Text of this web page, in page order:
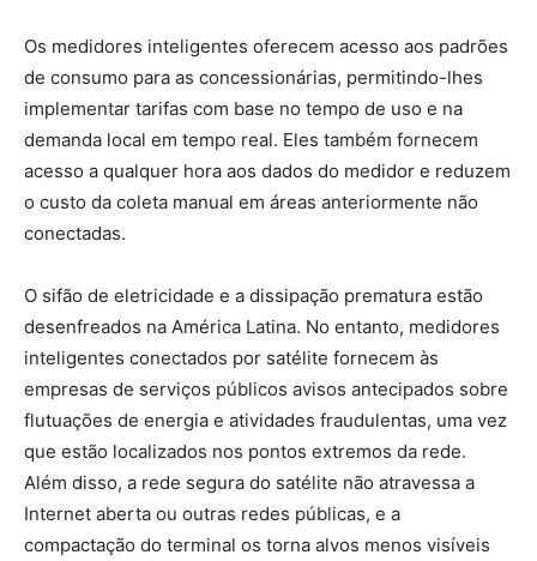
Os medidores inteligentes oferecem acesso aos padrões
de consumo para as concessionárias, permitindo-lhes
implementar tarifas com base no tempo de uso e na
demanda local em tempo real. Eles também fornecem
acesso a qualquer hora aos dados do medidor e reduzem
o custo da coleta manual em áreas anteriormente não
conectadas.
O sifão de eletricidade e a dissipação prematura estão
desenfreados na América Latina. No entanto, medidores
inteligentes conectados por satélite fornecem às
empresas de serviços públicos avisos antecipados sobre
flutuações de energia e atividades fraudulentas, uma vez
que estão localizados nos pontos extremos da rede.
Além disso, a rede segura do satélite não atravessa a
Internet aberta ou outras redes públicas, e a
compactação do terminal os torna alvos menos visíveis